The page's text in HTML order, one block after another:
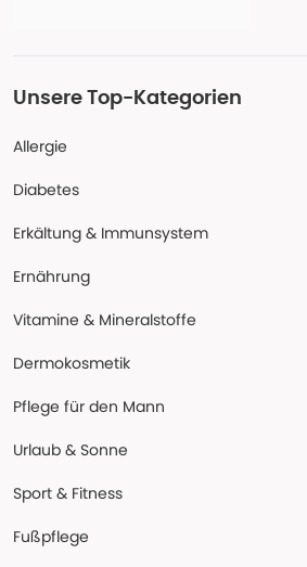
Unsere Top-Kategorien
Allergie
Diabetes
Erkältung & Immunsystem
Ernährung
Vitamine & Mineralstoffe
Dermokosmetik
Pflege für den Mann
Urlaub & Sonne
Sport & Fitness
Fußpflege